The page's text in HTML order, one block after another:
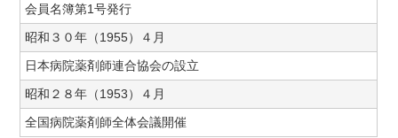
会員名簿第1号発行
昭和３０年（1955）４月
日本病院薬剤師連合協会の設立
昭和２８年（1953）４月
全国病院薬剤師全体会議開催